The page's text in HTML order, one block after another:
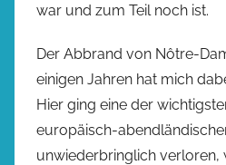
war und zum Teil noch ist.
Der Abbrand von Nôtre-
einigen Jahren hat mich
Hier ging eine der
europäisch-
unwiederbringlich verloren,